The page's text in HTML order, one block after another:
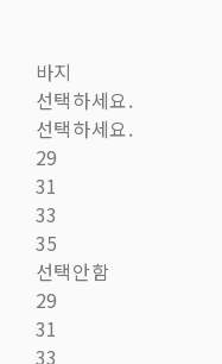
바지
선택하세요.
선택하세요.
29
31
33
35
선택안함
29
31
33